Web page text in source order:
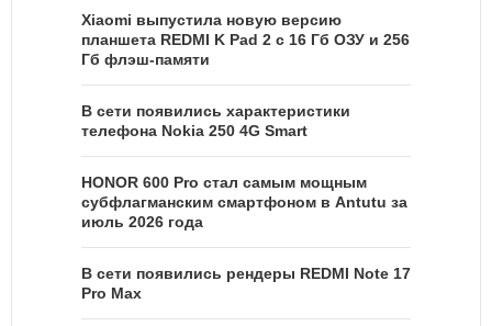
Xiaomi выпустила новую версию
планшета REDMI K Pad 2 с 16 Гб ОЗУ и 256
Гб флэш-памяти
В сети появились характеристики
телефона Nokia 250 4G Smart
HONOR 600 Pro стал самым мощным
субфлагманским смартфоном в Antutu за
июль 2026 года
В сети появились рендеры REDMI Note 17
Pro Max